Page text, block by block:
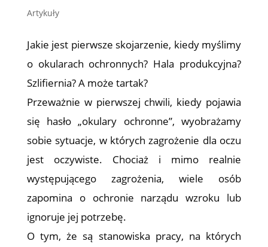
Artykuły
Jakie jest pierwsze skojarzenie, kiedy myślimy
o okularach ochronnych? Hala produkcyjna?
Szlifiernia? A może tartak?
Przeważnie w pierwszej chwili, kiedy pojawia
się hasło „okulary ochronne”, wyobrażamy
sobie sytuacje, w których zagrożenie dla oczu
jest oczywiste. Chociaż i mimo realnie
występującego zagrożenia, wiele osób
zapomina o ochronie narządu wzroku lub
ignoruje jej potrzebę.
O tym, że są stanowiska pracy, na których